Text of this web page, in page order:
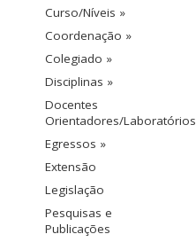
Curso/Níveis »
Coordenação »
Colegiado »
Disciplinas »
Docentes
Orientadores/Laboratórios
Egressos »
Extensão
Legislação
Pesquisas e
Publicações